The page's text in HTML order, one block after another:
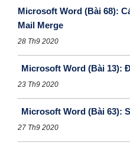
Microsoft Word (Bài 68):
Mail Merge
28 Th9 2020
Microsoft Word (Bài 13):
23 Th9 2020
Microsoft Word (Bài 63):
27 Th9 2020